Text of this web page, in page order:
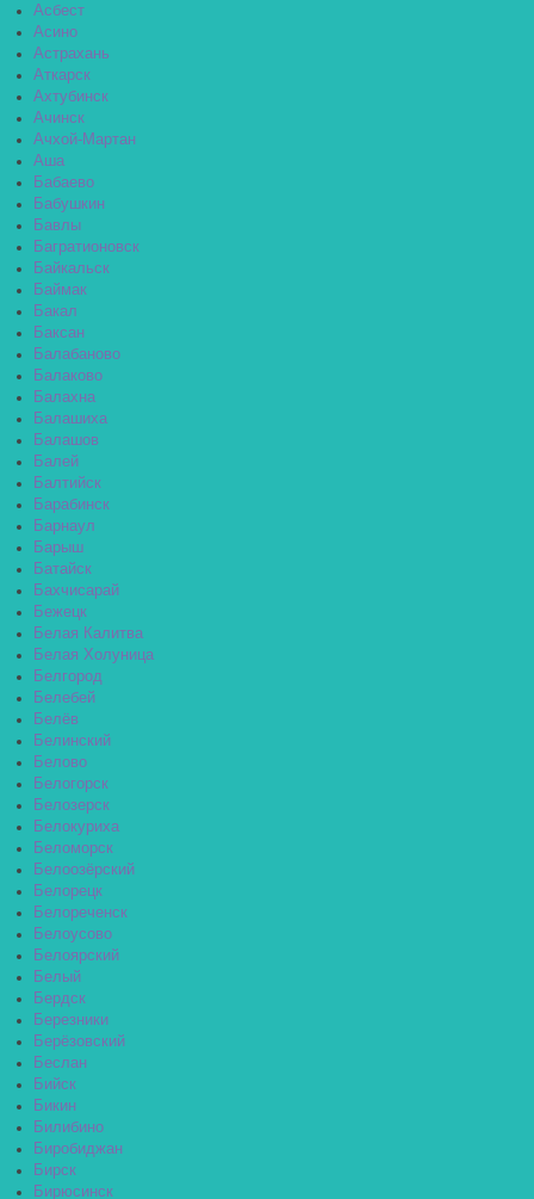
Асбест
Асино
Астрахань
Аткарск
Ахтубинск
Ачинск
Ачхой-Мартан
Аша
Бабаево
Бабушкин
Бавлы
Багратионовск
Байкальск
Баймак
Бакал
Баксан
Балабаново
Балаково
Балахна
Балашиха
Балашов
Балей
Балтийск
Барабинск
Барнаул
Барыш
Батайск
Бахчисарай
Бежецк
Белая Калитва
Белая Холуница
Белгород
Белебей
Белёв
Белинский
Белово
Белогорск
Белозерск
Белокуриха
Беломорск
Белоозёрский
Белорецк
Белореченск
Белоусово
Белоярский
Белый
Бердск
Березники
Берёзовский
Беслан
Бийск
Бикин
Билибино
Биробиджан
Бирск
Бирюсинск